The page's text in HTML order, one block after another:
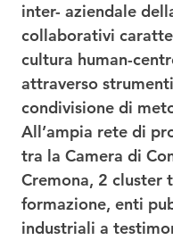
inter- aziendale
collaborativi
cultura human-
attraverso
condivisione di
All’ampia rete di
tra la Camera di
Cremona, 2 cluster
formazione, enti
industriali a